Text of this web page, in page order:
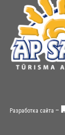
Разработка сайта –